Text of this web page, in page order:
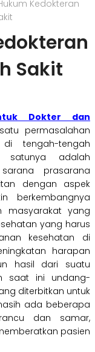
Kedokteran
Sakit
Dokter dan
permasalahan
tengah-tengah
satunya adalah
prasarana
dengan aspek
berkembangnya
masyarakat yang
yang harus
kesehatan di
harapan
hasil dari suatu
saat ini undang-
diterbitkan untuk
ada beberapa
dan samar,
pasien